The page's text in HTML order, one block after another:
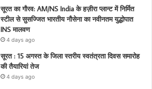
सूरत का गौरव: AM/NS India के हज़ीरा प्लान्ट में निर्मित
स्टील से सुसज्जित भारतीय नौसेना का नवीनतम युद्धोपात
INS मालवण
4 days ago
सूरत : 15 अगस्त के जिला स्तरीय स्वतंत्रता दिवस समारोह
की तैयारियां तेज
4 days ago